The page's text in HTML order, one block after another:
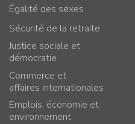
Égalité des sexes
Sécurité de la retraite
Justice sociale et
démocratie
Commerce et
affaires internationales
Emplois, économie et
environnement